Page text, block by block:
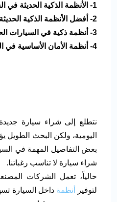
1- الأنظمة الذكية الحديثة في السيارات
2- أفضل الأنظمة الذكية الحديثة في السيارات
3- أنظمة ذكية في السيارات الحديثة للحماية
4- أنظمة الأمان الأساسية في السيارات
نتطلع إلى شراء سيارة جديدة
اليومية، ولكن البحث الطويل
بعض التفاصيل المهمة في
شراء سيارة لا تناسب رغباتنا.
حالياً، تعمل الشركات
لتوفير
أنظمةداخل السيارة